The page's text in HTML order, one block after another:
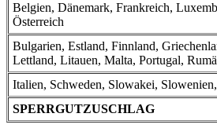
Belgien, Dänemark, Frankreich,
Österreich
Bulgarien, Estland, Finnland,
Lettland, Litauen, Malta, Portugal,
Italien, Schweden, Slowakei,
SPERRGUTZUSCHLAG